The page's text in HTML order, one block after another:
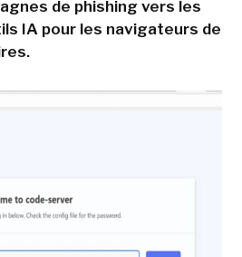
de phishing vers les
IA pour les navigateurs de